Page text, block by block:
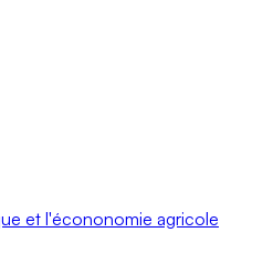
et l'écononomie agricole